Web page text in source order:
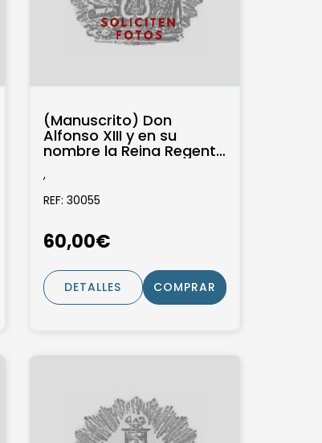
(Manuscrito) Don
Alfonso XIII y en su
nombre la Reina Regente
primera clase de la...
,
REF: 30055
60,00€
DETALLES COMPRAR